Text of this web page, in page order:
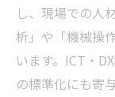
し、現場での人
析」や「機械操
います。ICT・
の標準化にも寄